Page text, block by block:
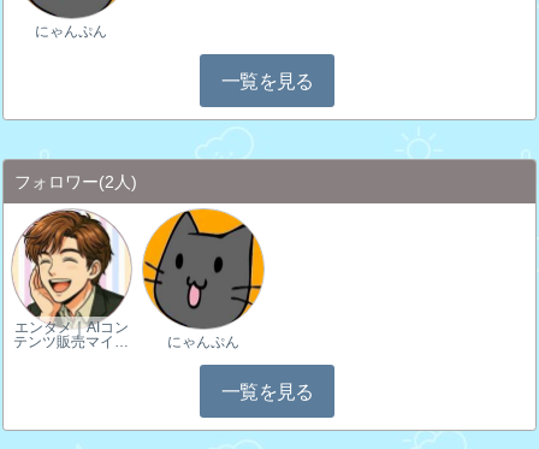
にゃんぷん
一覧を見る
フォロワー(2人)
エンタメ｜AIコン
テンツ販売マイ…
にゃんぷん
一覧を見る